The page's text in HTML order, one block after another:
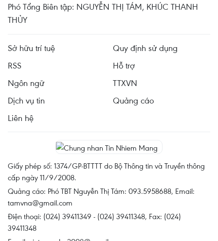
Phó Tổng Biên tập: NGUYỄN THỊ TÁM, KHÚC THANH
THỦY
Sở hữu trí tuệ
Quy định sử dụng
RSS
Hỗ trợ
Ngôn ngữ
TTXVN
Dịch vụ tin
Quảng cáo
Liên hệ
Giấy phép số: 1374/GP-BTTTT do Bộ Thông tin và Truyền thông
cấp ngày 11/9/2008.
Quảng cáo: Phó TBT Nguyễn Thị Tám: 093.5958688, Email:
tamvna@gmail.com
Điện thoại: (024) 39411349 - (024) 39411348, Fax: (024)
39411348